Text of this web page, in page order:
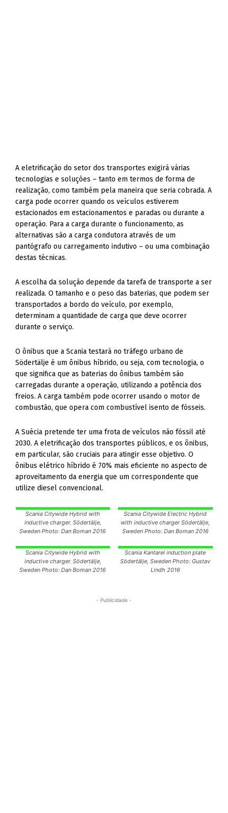
A eletrificação do setor dos transportes exigirá várias
tecnologias e soluções – tanto em termos de forma de
realização, como também pela maneira que seria cobrada. A
carga pode ocorrer quando os veículos estiverem
estacionados em estacionamentos e paradas ou durante a
operação. Para a carga durante o funcionamento, as
alternativas são a carga condutora através de um
pantógrafo ou carregamento indutivo – ou uma combinação
destas técnicas.
A escolha da solução depende da tarefa de transporte a ser
realizada. O tamanho e o peso das baterias, que podem ser
transportados a bordo do veículo, por exemplo,
determinam a quantidade de carga que deve ocorrer
durante o serviço.
O ônibus que a Scania testará no tráfego urbano de
Södertälje é um ônibus híbrido, ou seja, com tecnologia, o
que significa que as baterias do ônibus também são
carregadas durante a operação, utilizando a potência dos
freios. A carga também pode ocorrer usando o motor de
combustão, que opera com combustível isento de fósseis.
A Suécia pretende ter uma frota de veículos não fóssil até
2030. A eletrificação dos transportes públicos, e os ônibus,
em particular, são cruciais para atingir esse objetivo. O
ônibus elétrico híbrido é 70% mais eficiente no aspecto de
aproveitamento da energia que um correspondente que
utilize diesel convencional.
Scania Citywide Hybrid with
inductive charger. Södertälje,
Sweden Photo: Dan Boman 2016
Scania Citywide Electric Hybrid
with inductive charger Södertälje,
Sweden Photo: Dan Boman 2016
Scania Citywide Hybrid with
inductive charger. Södertälje,
Sweden Photo: Dan Boman 2016
Scania Kantarel induction plate
Södertälje, Sweden Photo: Gustav
Lindh 2016
- Publicidade -